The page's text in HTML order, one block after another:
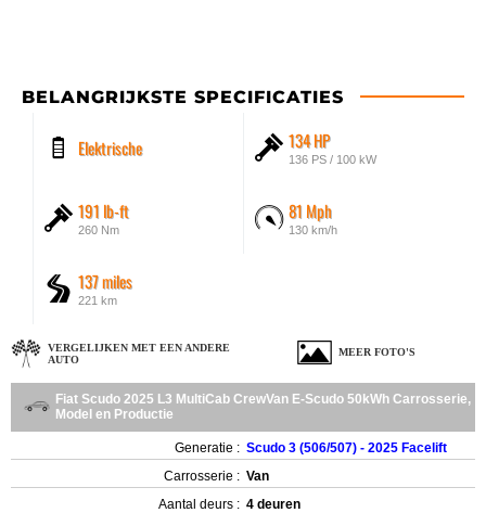
BELANGRIJKSTE SPECIFICATIES
Elektrische 134 HP
136 PS / 100 kW
191 lb-ft
260 Nm
81 Mph
130 km/h
137 miles
221 km
VERGELIJKEN MET EEN ANDERE
AUTO
MEER FOTO'S
Fiat Scudo 2025 L3 MultiCab CrewVan E-Scudo 50kWh Carrosserie,
Model en Productie
Generatie : Scudo 3 (506/507) - 2025 Facelift
Carrosserie : Van
Aantal deurs : 4 deuren